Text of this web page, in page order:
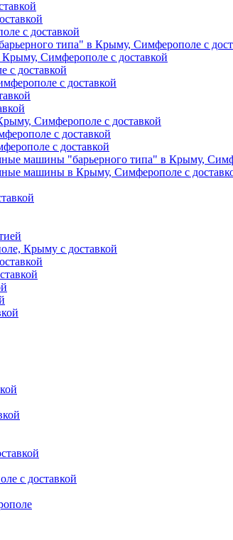
с доставкой
типа" в Крыму, Симферополе с
Симферополе с доставкой
с доставкой
с доставкой
Симферополе с доставкой
с доставкой
с доставкой
машины "барьерного типа" в Крыму,
машины в Крыму, Симферополе с
Крыму с доставкой
с доставкой